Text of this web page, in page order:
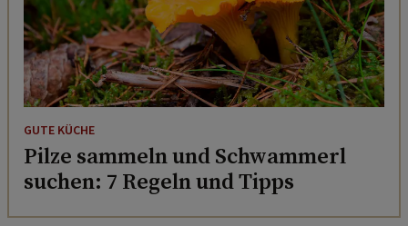
GUTE KÜCHE
Pilze sammeln und Schwammerl
suchen: 7 Regeln und Tipps